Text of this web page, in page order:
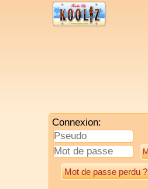
Connexion:
Mot de passe perdu ?